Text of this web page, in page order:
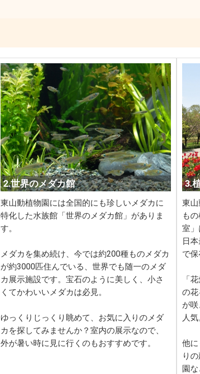
2.世界のメダカ館
東山動植物園には全国的にも珍しいメダカに
特化した水族館「世界のメダカ館」がありま
す。
メダカを集め続け、今では約200種ものメダカ
が約3000匹住んでいる、世界でも随一のメダ
カ展示施設です。宝石のように美しく、小さ
くてかわいいメダカは必見。
ゆっくりじっくり眺めて、お気に入りのメダ
カを探してみませんか？室内の展示なので、
外が暑い時に見に行くのもおすすめです。
3.
東
も
室
日
で保
「
の
が
人気
他
り
園な